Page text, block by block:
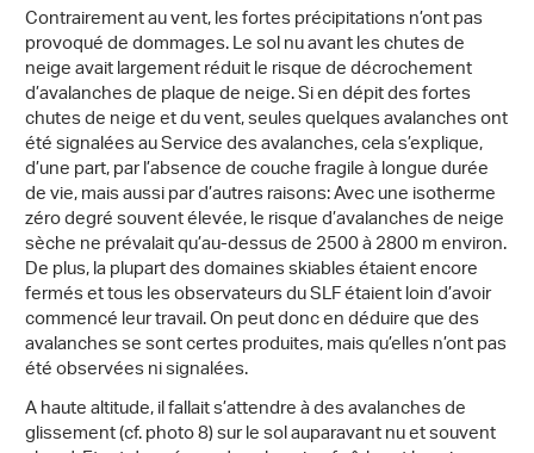
Contrairement au vent, les fortes précipitations n’ont pas
provoqué de dommages. Le sol nu avant les chutes de
neige avait largement réduit le risque de décrochement
d’avalanches de plaque de neige. Si en dépit des fortes
chutes de neige et du vent, seules quelques avalanches ont
été signalées au Service des avalanches, cela s’explique,
d’une part, par l’absence de couche fragile à longue durée
de vie, mais aussi par d’autres raisons: Avec une isotherme
zéro degré souvent élevée, le risque d’avalanches de neige
sèche ne prévalait qu’au-dessus de 2500 à 2800 m environ.
De plus, la plupart des domaines skiables étaient encore
fermés et tous les observateurs du SLF étaient loin d’avoir
commencé leur travail. On peut donc en déduire que des
avalanches se sont certes produites, mais qu’elles n’ont pas
été observées ni signalées.
A haute altitude, il fallait s’attendre à des avalanches de
glissement (cf. photo 8) sur le sol auparavant nu et souvent